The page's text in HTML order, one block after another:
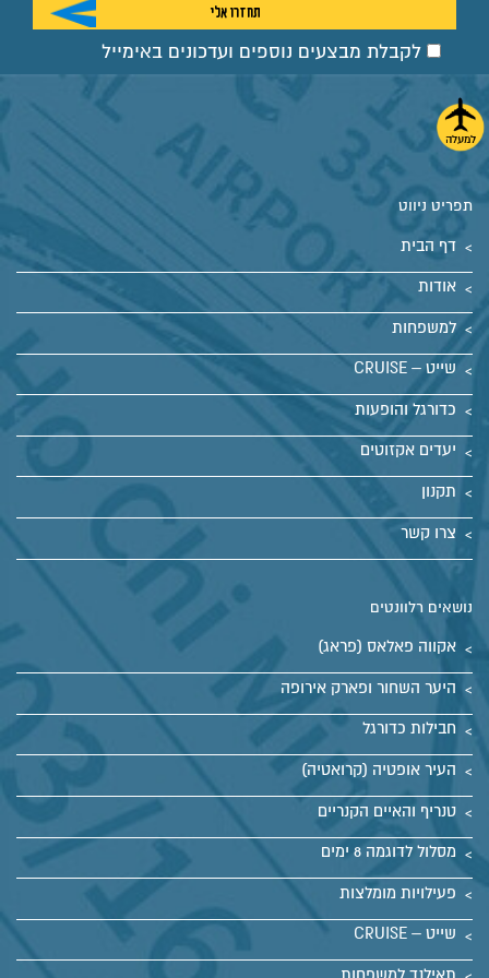
לקבלת מבצעים נוספים ועדכונים באימייל
תפריט ניווט
דף הבית
אודות
למשפחות
שייט – CRUISE
כדורגל והופעות
יעדים אקזוטים
תקנון
צרו קשר
נושאים רלוונטים
אקווה פאלאס (פראג)
היער השחור ופארק אירופה
חבילות כדורגל
העיר אופטיה (קרואטיה)
טנריף והאיים הקנריים
מסלול לדוגמה 8 ימים
פעילויות מומלצות
שייט – CRUISE